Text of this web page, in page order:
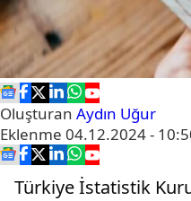
Oluşturan Aydın Uğur
Eklenme 04.12.2024 -
Türkiye İstatistik